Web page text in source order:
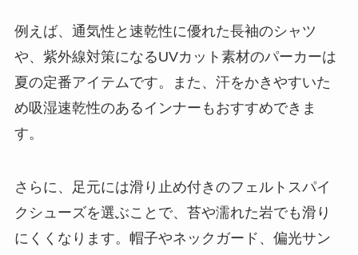
例えば、通気性と速乾性に優れた長袖のシャツ
や、紫外線対策になるUVカット素材のパーカーは
夏の定番アイテムです。また、汗をかきやすいた
め吸湿速乾性のあるインナーもおすすめできま
す。
さらに、足元には滑り止め付きのフェルトスパイ
クシューズを選ぶことで、苔や濡れた岩でも滑り
にくくなります。帽子やネックガード、偏光サン